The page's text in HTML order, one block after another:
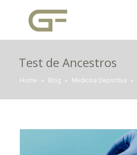
Test de Ancestros
Home » Blog » Medicina Deportiva »